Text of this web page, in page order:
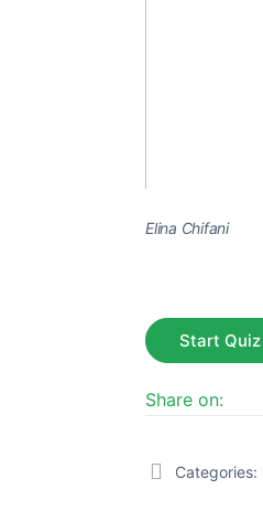
Elina Chifani
Share on:
Categories: